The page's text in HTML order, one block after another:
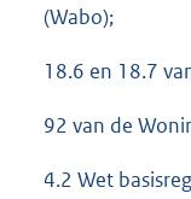
(Wabo);
18.6 en 18.7
92 van de
4.2 Wet